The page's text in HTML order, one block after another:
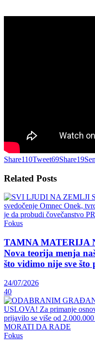
Share110Tweet69Share19
Related Posts
Fokus
TAMNA MATERIJA
Nova teorija menja
što vidimo nije sve što
24/07/2026
40
Fokus